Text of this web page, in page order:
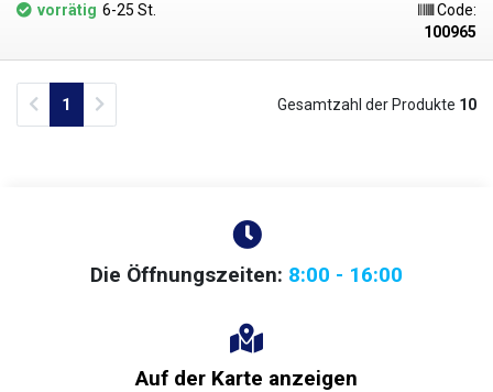
vorrätig 6-25 St.
Code:
100965
Previous
1 Gesamtzahl der Produkte 10
Die Öffnungszeiten: 8:00 - 16:00
Auf der Karte anzeigen